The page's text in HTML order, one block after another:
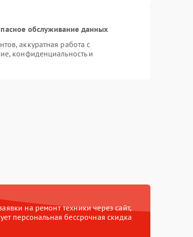
обслуживание данных
аккуратная работа с
конфиденциальность и
на ремонт техники через сайт,
персональная бессрочная скидка